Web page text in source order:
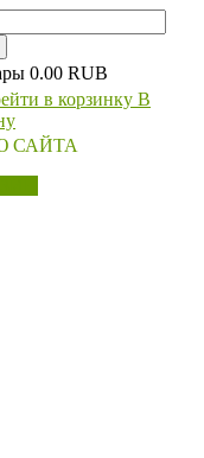
0.00 RUB
В
САЙТА